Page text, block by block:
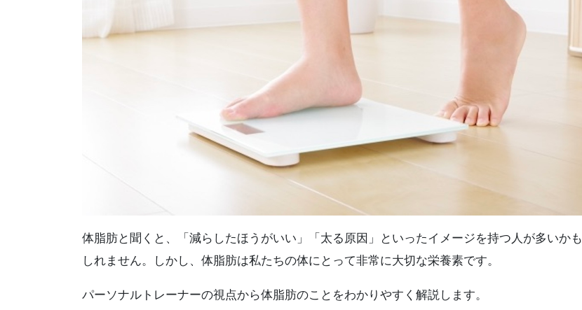
体脂肪と聞くと、「減らしたほうがいい」「太る原因」といったイメージを持つ人が多いかも
しれません。しかし、体脂肪は私たちの体にとって非常に大切な栄養素です。
パーソナルトレーナーの視点から体脂肪のことをわかりやすく解説します。